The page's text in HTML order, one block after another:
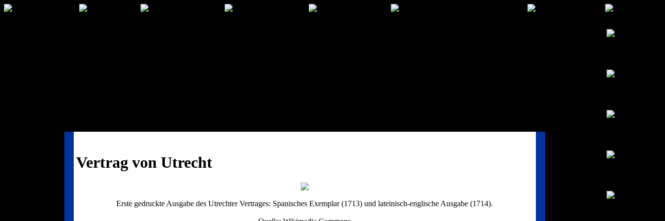
Vertrag von Utrecht
Erste gedruckte Ausgabe des Utrechter Vertrages: Spanisches Exemplar (1713) und lateinisch-englische Ausgabe (1714).